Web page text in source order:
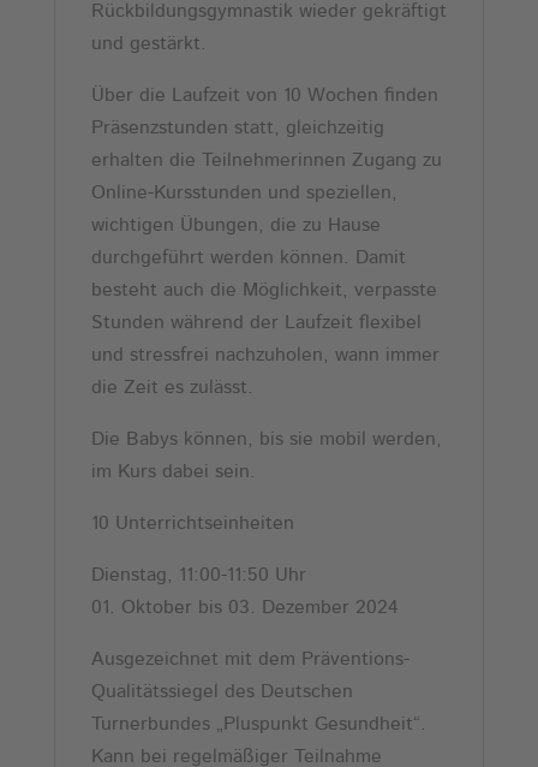
Rückbildungsgymnastik wieder gekräftigt
und gestärkt.
Über die Laufzeit von 10 Wochen finden
Präsenzstunden statt, gleichzeitig
erhalten die Teilnehmerinnen Zugang zu
Online-Kursstunden und speziellen,
wichtigen Übungen, die zu Hause
durchgeführt werden können. Damit
besteht auch die Möglichkeit, verpasste
Stunden während der Laufzeit flexibel
und stressfrei nachzuholen, wann immer
die Zeit es zulässt.
Die Babys können, bis sie mobil werden,
im Kurs dabei sein.
10 Unterrichtseinheiten
Dienstag, 11:00-11:50 Uhr
01. Oktober bis 03. Dezember 2024
Ausgezeichnet mit dem Präventions-
Qualitätssiegel des Deutschen
Turnerbundes „Pluspunkt Gesundheit“.
Kann bei regelmäßiger Teilnahme